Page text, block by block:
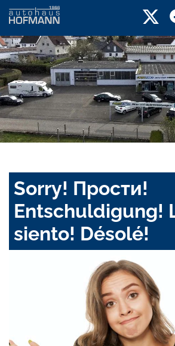
Sorry! Прости!
Entschuldigung!
siento! Désolé!